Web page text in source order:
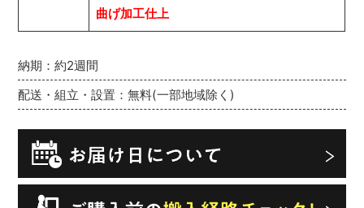
納期：約2週間
配送・組立・設置：無料(一部地域除く)
曲げ加工仕上